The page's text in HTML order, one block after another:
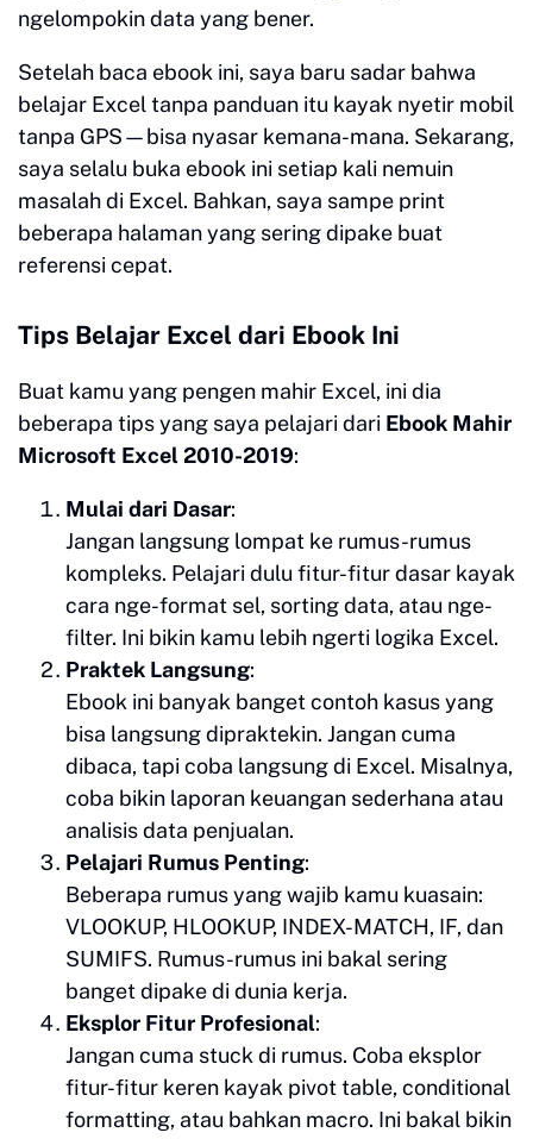
ngelompokin data yang bener.
Setelah baca ebook ini, saya baru sadar bahwa
belajar Excel tanpa panduan itu kayak nyetir mobil
tanpa GPS—bisa nyasar kemana-mana. Sekarang,
saya selalu buka ebook ini setiap kali nemuin
masalah di Excel. Bahkan, saya sampe print
beberapa halaman yang sering dipake buat
referensi cepat.
Tips Belajar Excel dari Ebook Ini
Buat kamu yang pengen mahir Excel, ini dia
beberapa tips yang saya pelajari dari Ebook Mahir
Microsoft Excel 2010-2019:
Mulai dari Dasar:
Jangan langsung lompat ke rumus-rumus
kompleks. Pelajari dulu fitur-fitur dasar kayak
cara nge-format sel, sorting data, atau nge-
filter. Ini bikin kamu lebih ngerti logika Excel.
Praktek Langsung:
Ebook ini banyak banget contoh kasus yang
bisa langsung dipraktekin. Jangan cuma
dibaca, tapi coba langsung di Excel. Misalnya,
coba bikin laporan keuangan sederhana atau
analisis data penjualan.
Pelajari Rumus Penting:
Beberapa rumus yang wajib kamu kuasain:
VLOOKUP, HLOOKUP, INDEX-MATCH, IF, dan
SUMIFS. Rumus-rumus ini bakal sering
banget dipake di dunia kerja.
Eksplor Fitur Profesional:
Jangan cuma stuck di rumus. Coba eksplor
fitur-fitur keren kayak pivot table, conditional
formatting, atau bahkan macro. Ini bakal bikin